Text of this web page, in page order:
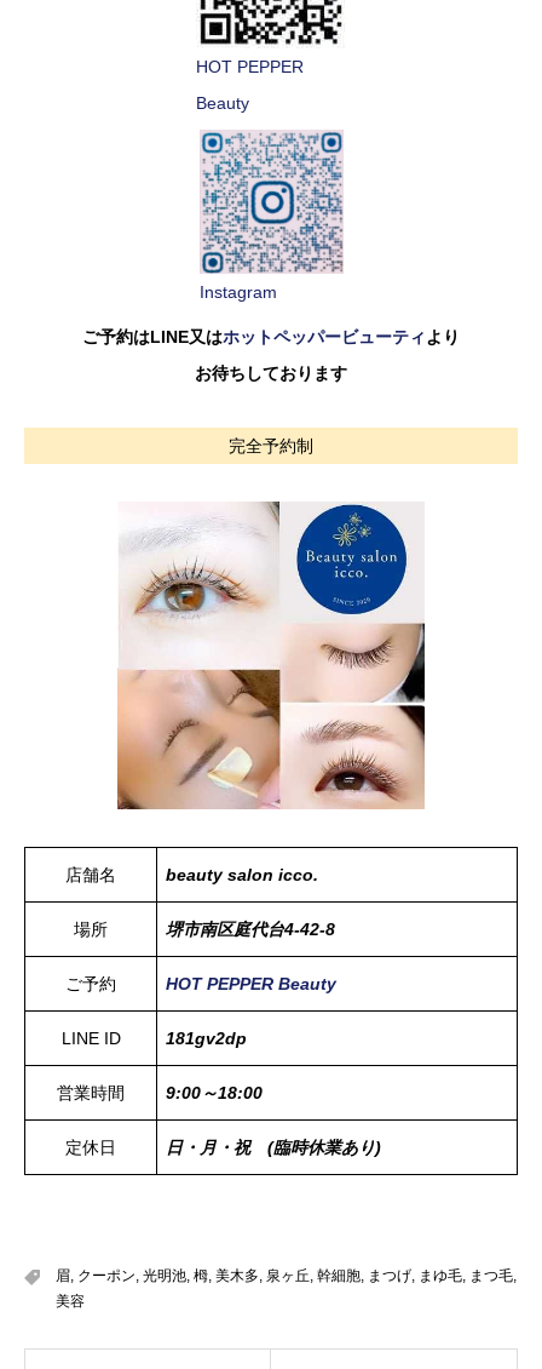
HOT PEPPER
Beauty
Instagram
ご予約はLINE又はホットペッパービューティ より
お待ちしております
完全予約制
店舗名 beauty salon icco.
場所 堺市南区庭代台4-42-8
ご予約 HOT PEPPER Beauty
LINE ID 181gv2dp
営業時間 9:00～18:00
定休日 日・月・祝 (臨時休業あり)
眉, クーポン, 光明池, 栂, 美木多, 泉ヶ丘, 幹細胞, まつげ, まゆ毛, まつ毛,
美容